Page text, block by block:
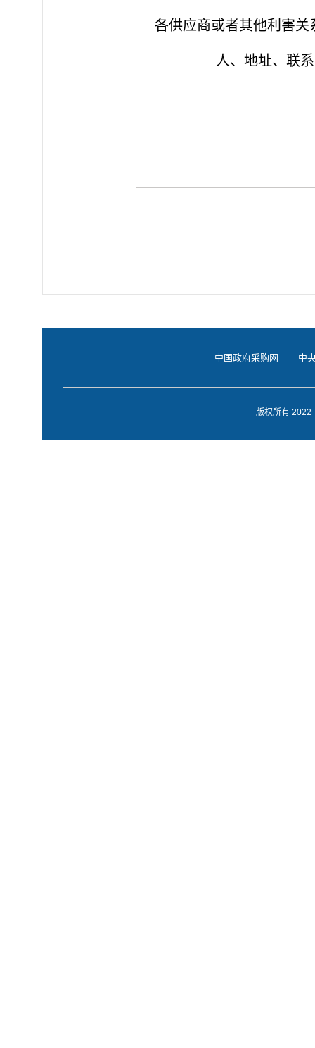
各供应商或者其他利害
人、地址、联
中国政府采购网 中
版权所有